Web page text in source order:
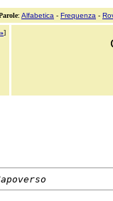
: Alfabetica - Frequenza -
»]